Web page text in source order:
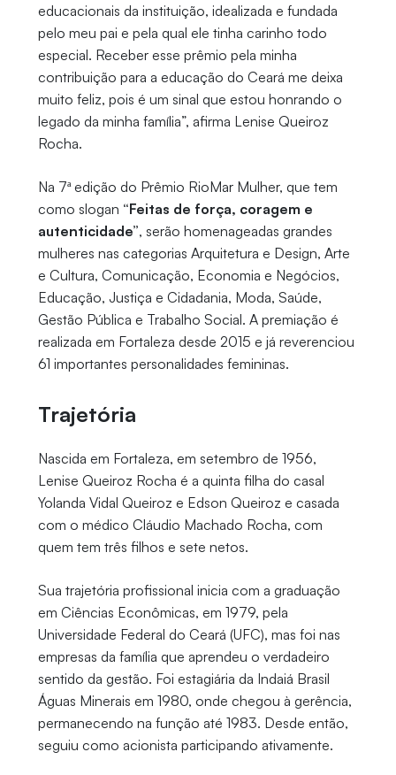
educacionais da instituição, idealizada e fundada
pelo meu pai e pela qual ele tinha carinho todo
especial. Receber esse prêmio pela minha
contribuição para a educação do Ceará me deixa
muito feliz, pois é um sinal que estou honrando o
legado da minha família”, afirma Lenise Queiroz
Rocha.
Na 7ª edição do Prêmio RioMar Mulher, que tem
como slogan “Feitas de força, coragem e
autenticidade”, serão homenageadas grandes
mulheres nas categorias Arquitetura e Design, Arte
e Cultura, Comunicação, Economia e Negócios,
Educação, Justiça e Cidadania, Moda, Saúde,
Gestão Pública e Trabalho Social. A premiação é
realizada em Fortaleza desde 2015 e já reverenciou
61 importantes personalidades femininas.
Trajetória
Nascida em Fortaleza, em setembro de 1956,
Lenise Queiroz Rocha é a quinta filha do casal
Yolanda Vidal Queiroz e Edson Queiroz e casada
com o médico Cláudio Machado Rocha, com
quem tem três filhos e sete netos.
Sua trajetória profissional inicia com a graduação
em Ciências Econômicas, em 1979, pela
Universidade Federal do Ceará (UFC), mas foi nas
empresas da família que aprendeu o verdadeiro
sentido da gestão. Foi estagiária da Indaiá Brasil
Águas Minerais em 1980, onde chegou à gerência,
permanecendo na função até 1983. Desde então,
seguiu como acionista participando ativamente.